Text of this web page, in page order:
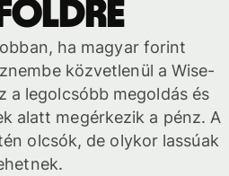
ha magyar forint
közvetlenül a Wise-
a legolcsóbb megoldás és
alatt megérkezik a pénz. A
olcsók, de olykor lassúak